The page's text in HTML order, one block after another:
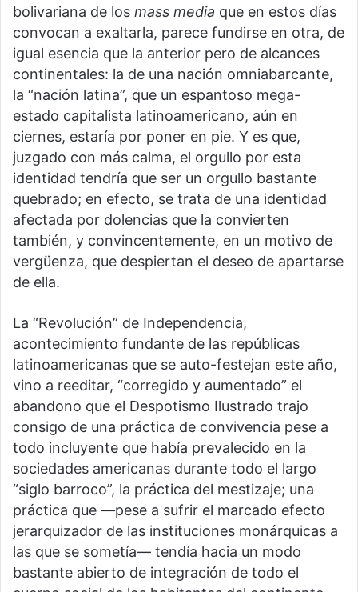
bolivariana de los mass media que en estos días
convocan a exaltarla, parece fundirse en otra, de
igual esencia que la anterior pero de alcances
continentales: la de una nación omniabarcante,
la “nación latina”, que un espantoso mega-
estado capitalista latinoamericano, aún en
ciernes, estaría por poner en pie. Y es que,
juzgado con más calma, el orgullo por esta
identidad tendría que ser un orgullo bastante
quebrado; en efecto, se trata de una identidad
afectada por dolencias que la convierten
también, y convincentemente, en un motivo de
vergüenza, que despiertan el deseo de apartarse
de ella.
La “Revolución” de Independencia,
acontecimiento fundante de las repúblicas
latinoamericanas que se auto-festejan este año,
vino a reeditar, “corregido y aumentado” el
abandono que el Despotismo Ilustrado trajo
consigo de una práctica de convivencia pese a
todo incluyente que había prevalecido en la
sociedades americanas durante todo el largo
“siglo barroco”, la práctica del mestizaje; una
práctica que —pese a sufrir el marcado efecto
jerarquizador de las instituciones monárquicas a
las que se sometía— tendía hacia un modo
bastante abierto de integración de todo el